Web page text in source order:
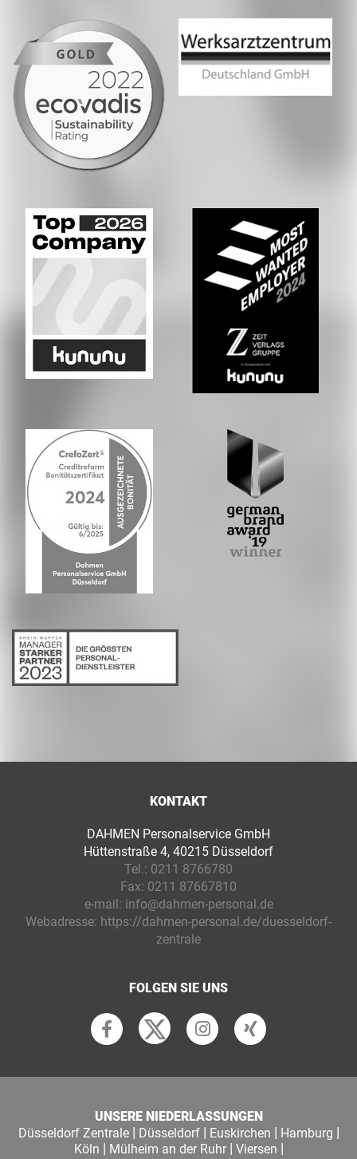
KONTAKT
DAHMEN Personalservice GmbH
Hüttenstraße 4, 40215 Düsseldorf
Tel.: 0211 8766780
Fax: 0211 87667810
e-mail: info@dahmen-personal.de
Webadresse: https://dahmen-personal.de/duesseldorf-
zentrale
FOLGEN SIE UNS
UNSERE NIEDERLASSUNGEN
Düsseldorf Zentrale| Düsseldorf| Euskirchen | Hamburg |
Köln | Mülheim an der Ruhr| Viersen |